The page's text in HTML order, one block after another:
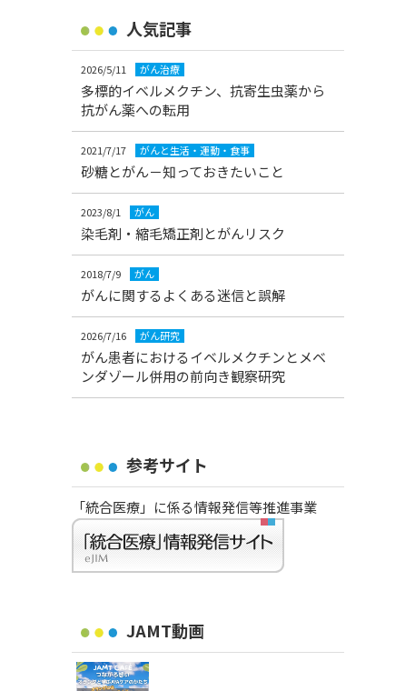
人気記事
2026/5/11 がん治療
多標的イベルメクチン、抗寄生虫薬から
抗がん薬への転用
2021/7/17 がんと生活・運動・食事
砂糖とがん－知っておきたいこと
2023/8/1 がん
染毛剤・縮毛矯正剤とがんリスク
2018/7/9 がん
がんに関するよくある迷信と誤解
2026/7/16 がん研究
がん患者におけるイベルメクチンとメベ
ンダゾール併用の前向き観察研究
参考サイト
「統合医療」に係る情報発信等推進事業
JAMT動画